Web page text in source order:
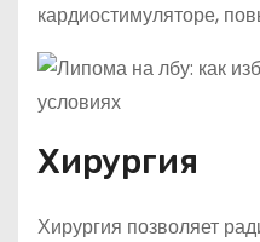
кардиостимуляторе,
Хирургия
Хирургия позволяет